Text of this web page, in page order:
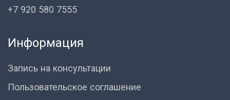
+7 920 580 7555
Информация
Запись на консультации
Пользовательское соглашение